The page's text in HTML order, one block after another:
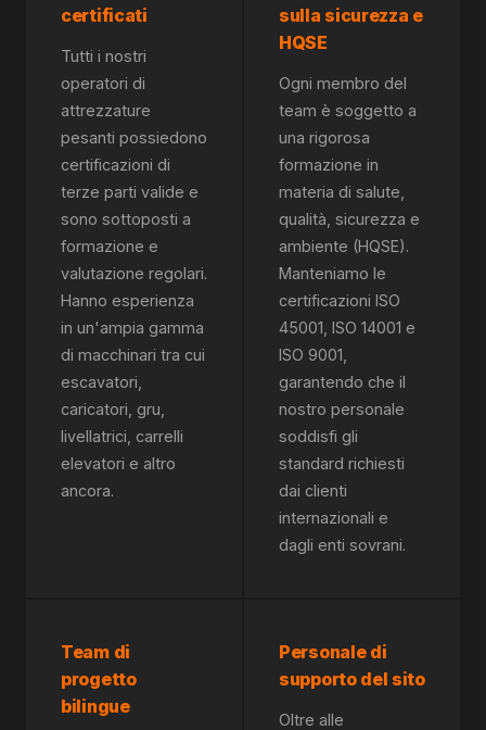
certificati
Tutti i nostri
operatori di
attrezzature
pesanti possiedono
certificazioni di
terze parti valide e
sono sottoposti a
formazione e
valutazione regolari.
Hanno esperienza
in un'ampia gamma
di macchinari tra cui
escavatori,
caricatori, gru,
livellatrici, carrelli
elevatori e altro
ancora.
sulla sicurezza e
HQSE
Ogni membro del
team è soggetto a
una rigorosa
formazione in
materia di salute,
qualità, sicurezza e
ambiente (HQSE).
Manteniamo le
certificazioni ISO
45001, ISO 14001 e
ISO 9001,
garantendo che il
nostro personale
soddisfi gli
standard richiesti
dai clienti
internazionali e
dagli enti sovrani.
Team di
progetto
bilingue
Personale di
supporto del sito
Oltre alle